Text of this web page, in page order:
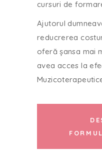
cursuri de
Ajutorul
reducrerea
oferă șansa mai
avea acces la